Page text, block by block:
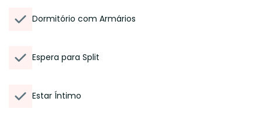
Dormitório com Armários
Espera para Split
Estar Íntimo